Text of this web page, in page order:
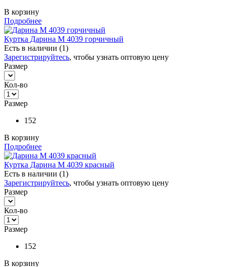
В корзину
Подробнее
Куртка Дарина М 4039 горчичный
Есть в наличии (1)
Зарегистрируйтесь, чтобы узнать оптовую цену
Размер
Кол-во
Размер
152
В корзину
Подробнее
Куртка Дарина М 4039 красный
Есть в наличии (1)
Зарегистрируйтесь, чтобы узнать оптовую цену
Размер
Кол-во
Размер
152
В корзину